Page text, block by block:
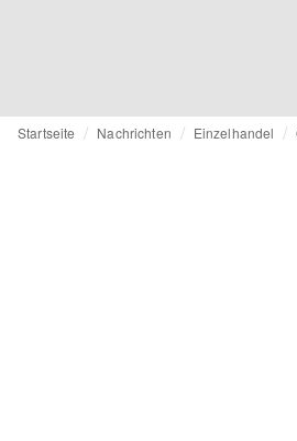
Startseite Nachrichten Einzelhandel